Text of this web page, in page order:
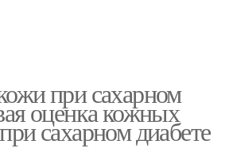
при сахарном
оценка кожных
сахарном диабете